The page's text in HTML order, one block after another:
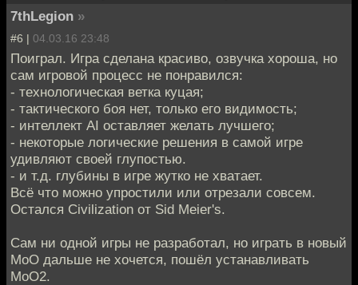
7thLegion »
#6 | 04.03.16 23:48
Поиграл. Игра сделана красиво, озвучка хороша, но
сам игровой процесс не понравился:
- технологическая ветка куцая;
- тактического боя нет, только его видимость;
- интеллект AI оставляет желать лучшего;
- некоторые логические решения в самой игре
удивляют своей глупостью.
- и т.д. глубины в игре жутко не хватает.
Всё что можно упростили или отрезали совсем.
Остался Civilization от Sid Meier's.
Сам ни одной игры не разработал, но играть в новый
MoO дальше не хочется, пошёл устанавливать
MoO2.